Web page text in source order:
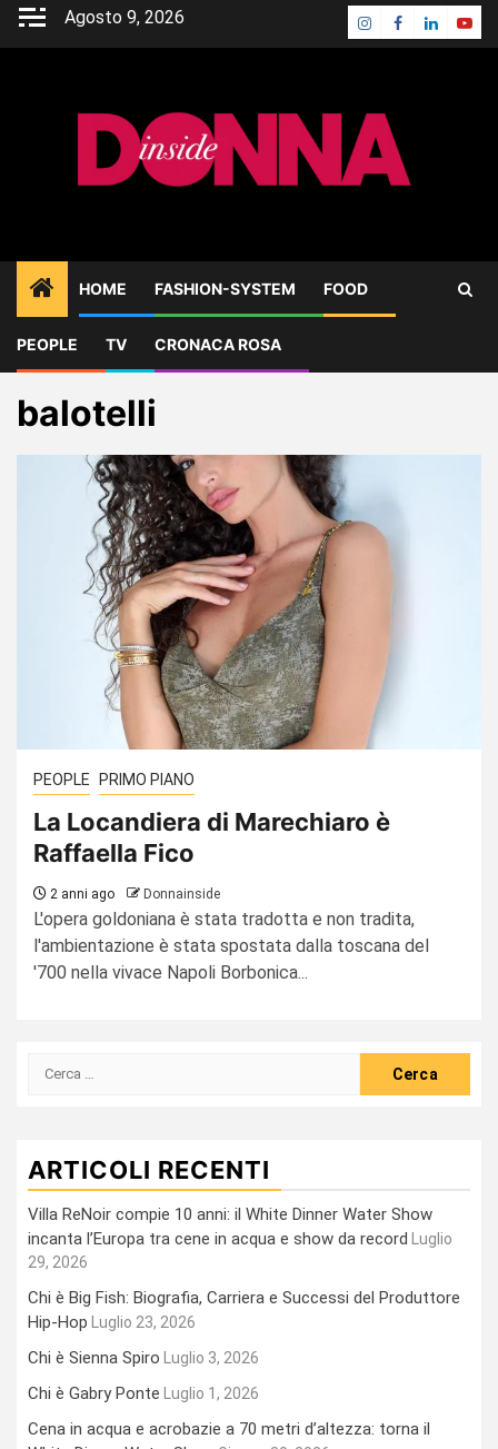
Skip
Agosto 9, 2026 Instagram
Facebook
Linkedin
HOME FASHION-SYSTEM FOOD
PEOPLE TV CRONACA ROSA
Home Blog balotelli
balotelli
PEOPLE PRIMO PIANO
La Locandiera di Marechiaro è
Raffaella Fico
2 anni ago Donnainside
L'opera goldoniana è stata tradotta e non tradita,
l'ambientazione è stata spostata dalla toscana del
'700 nella vivace Napoli Borbonica...
Ricerca
ARTICOLI RECENTI
Villa ReNoir compie 10 anni: il White Dinner Water Show
incanta l’Europa tra cene in acqua e show da record
Luglio
29, 2026
Chi è Big Fish: Biografia, Carriera e Successi del Produttore
Hip-Hop
Luglio 23, 2026
Chi è Sienna Spiro Luglio 3, 2026
Chi è Gabry Ponte Luglio 1, 2026
Cena in acqua e acrobazie a 70 metri d’altezza: torna il